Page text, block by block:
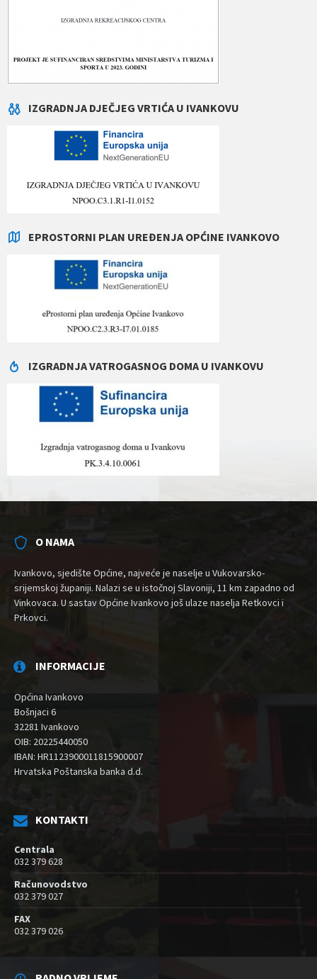
IZGRADNJA DJEČJEG VRTIĆA U IVANKOVU
EPROSTORNI PLAN UREĐENJA OPĆINE IVANKOVO
IZGRADNJA VATROGASNOG DOMA U IVANKOVU
O NAMA
Ivankovo, sjedište Općine, najveće je naselje u Vukovarsko-
srijemskoj županiji. Nalazi se u istočnoj Slavoniji, 11 km zapadno od
Vinkovaca. U sastav Općine Ivankovo još ulaze naselja Retkovci i
Prkovci.
INFORMACIJE
Općina Ivankovo
Bošnjaci 6
32281 Ivankovo
OIB: 20225440050
IBAN: HR1123900011815900007
Hrvatska Poštanska banka d.d.
KONTAKTI
Centrala
032 379 628
Računovodstvo
032 379 027
FAX
032 379 026